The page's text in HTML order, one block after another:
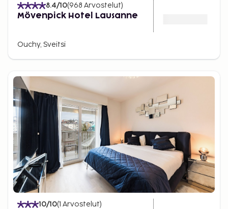
8.4/10(968 Arvostelut)
Mövenpick Hotel Lausanne
Ouchy, Sveitsi
10/10(1 Arvostelut)